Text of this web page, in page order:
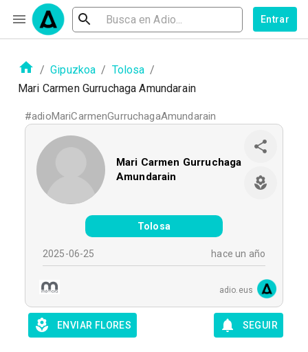
Entrar
/ Gipuzkoa / Tolosa /
Mari Carmen Gurruchaga Amundarain
#adioMariCarmenGurruchagaAmundarain
Mari Carmen Gurruchaga
Amundarain
Tolosa
2025-06-25 hace un año
adio.eus
ENVIAR FLORES SEGUIR